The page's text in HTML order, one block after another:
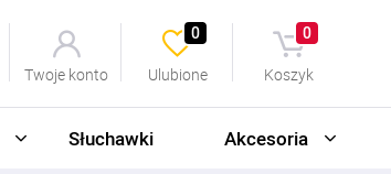
Twoje konto Ulubione
0
Koszyk
0
Słuchawki Akcesoria